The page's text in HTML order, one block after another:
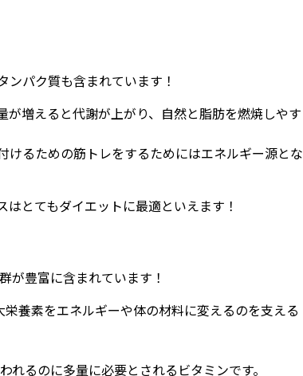
パク質も含まれています！
増えると代謝が上がり、自然と脂肪を燃焼しやす
るための筋トレをするためにはエネルギー源とな
とてもダイエットに最適といえます！
が豊富に含まれています！
養素をエネルギーや体の材料に変えるのを支える
るのに多量に必要とされるビタミンです。